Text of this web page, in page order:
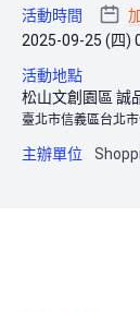
活動時間
2025-09-25 (四)
活動地點
松山文創園區 誠
臺北市信義區台北
主辦單位